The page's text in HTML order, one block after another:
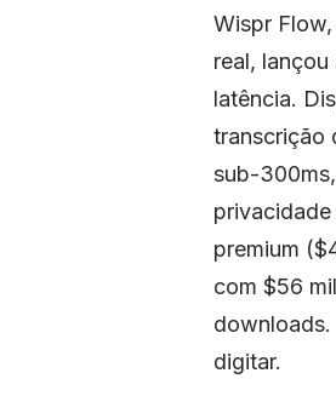
Wispr
real,
latência.
transcrição
sub-
premium
com $56
digitar.